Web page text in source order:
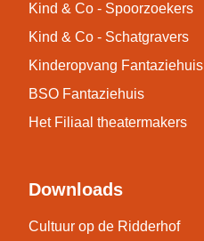
Kind & Co - Spoorzoekers
Kind & Co - Schatgravers
Kinderopvang Fantaziehuis
BSO Fantaziehuis
Het Filiaal theatermakers
Downloads
Cultuur op de Ridderhof